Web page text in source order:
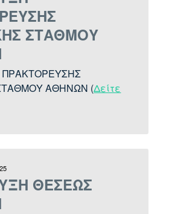
ΣΤΑΘΜΟΥ
ΑΘΗΝΩΝ (Δείτε
ΘΕΣΕΩΣ